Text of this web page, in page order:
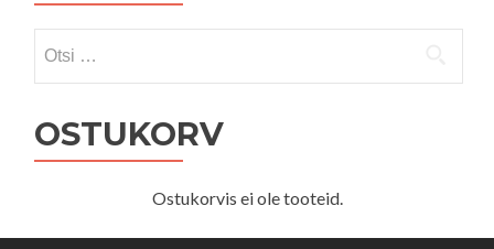
OSTUKORV
Ostukorvis ei ole tooteid.